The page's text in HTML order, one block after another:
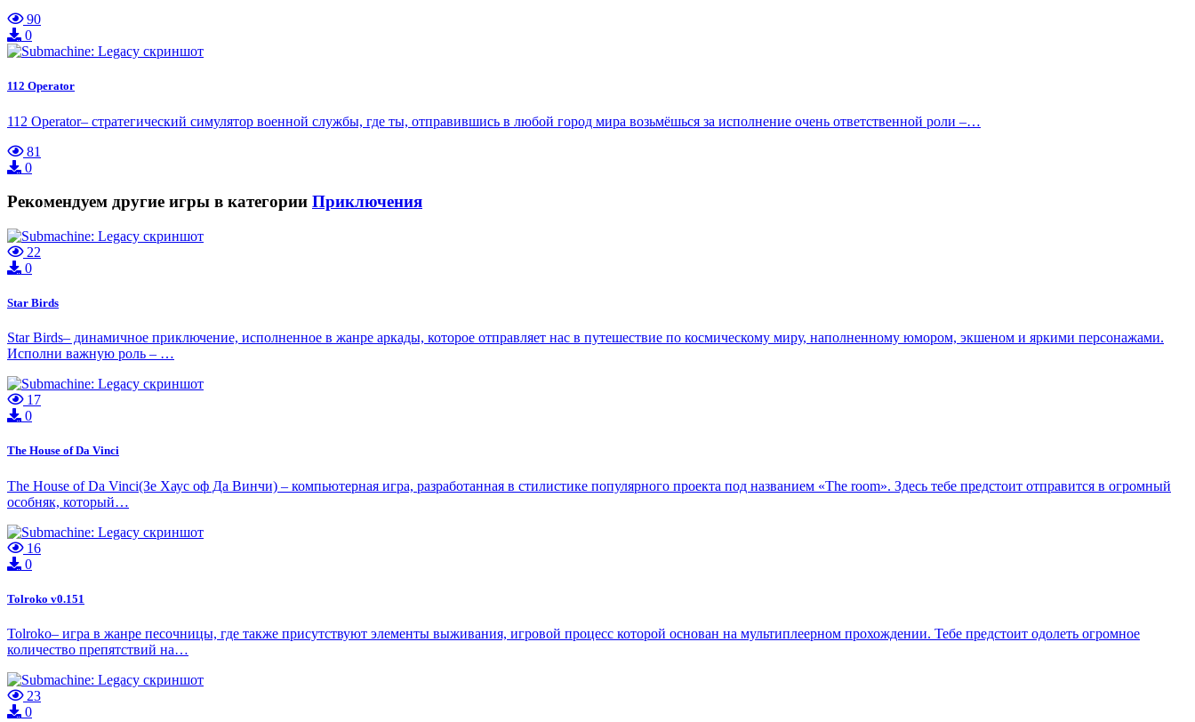
90
0
112 Operator
112 Operator– стратегический симулятор военной службы, где ты, отправившись в любой город мира возьмёшься за исполнение очень ответственной роли –…
81
0
Рекомендуем другие игры в категории Приключения
22
0
Star Birds
Star Birds– динамичное приключение, исполненное в жанре аркады, которое отправляет нас в путешествие по космическому миру, наполненному юмором, экшеном и яркими персонажами.
Исполни важную роль – …
17
0
The House of Da Vinci
The House of Da Vinci(Зе Хаус оф Да Винчи) – компьютерная игра, разработанная в стилистике популярного проекта под названием «The room». Здесь тебе предстоит отправится в огромный
особняк, который…
16
0
Tolroko v0.151
Tolroko– игра в жанре песочницы, где также присутствуют элементы выживания, игровой процесс которой основан на мультиплеерном прохождении. Тебе предстоит одолеть огромное
количество препятствий на…
23
0